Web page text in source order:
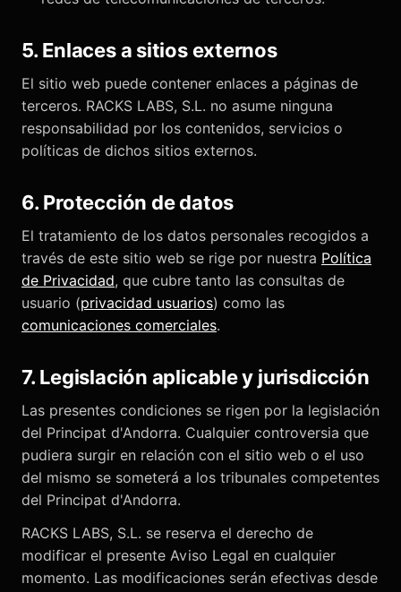
5. Enlaces a sitios externos
El sitio web puede contener enlaces a páginas de
terceros. RACKS LABS, S.L. no asume ninguna
responsabilidad por los contenidos, servicios o
políticas de dichos sitios externos.
6. Protección de datos
El tratamiento de los datos personales recogidos a
través de este sitio web se rige por nuestra Política
de Privacidad, que cubre tanto las consultas de
usuario (privacidad usuarios) como las
comunicaciones comerciales.
7. Legislación aplicable y jurisdicción
Las presentes condiciones se rigen por la legislación
del Principat d'Andorra. Cualquier controversia que
pudiera surgir en relación con el sitio web o el uso
del mismo se someterá a los tribunales competentes
del Principat d'Andorra.
RACKS LABS, S.L. se reserva el derecho de
modificar el presente Aviso Legal en cualquier
momento. Las modificaciones serán efectivas desde